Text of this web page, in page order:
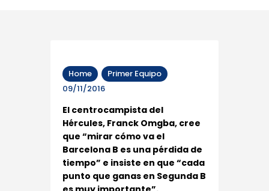
Home
Primer Equipo
09/11/2016
El centrocampista del
Hércules, Franck Omgba, cree
que “mirar cómo va el
Barcelona B es una pérdida de
tiempo” e insiste en que “cada
punto que ganas en Segunda B